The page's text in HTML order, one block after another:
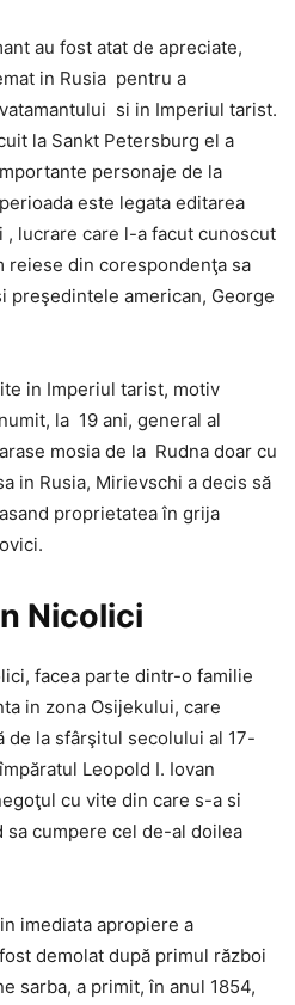
au fost atat de apreciate,
in Rusia pentru a
si in Imperiul tarist.
la Sankt Petersburg el a
personaje de la
este legata editarea
lucrare care l-a facut cunoscut
reiese din corespondenţa sa
preşedintele american, George
in Imperiul tarist, motiv
la 19 ani, general al
mosia de la Rudna doar cu
in Rusia, Mirievschi a decis să
proprietatea în grija
Nicolici
facea parte dintr-o familie
in zona Osijekului, care
la sfârşitul secolului al 17-
Leopold I. Iovan
cu vite din care s-a si
cumpere cel de-al doilea
imediata apropiere a
demolat după primul război
sarba, a primit, în anul 1854,